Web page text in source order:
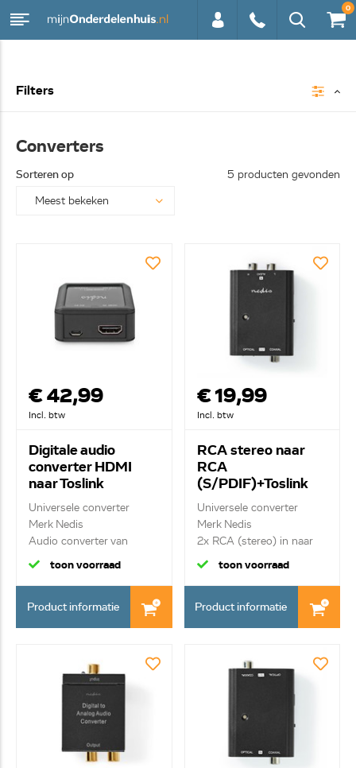
0
Filters
Converters
Sorteren op 5 producten gevonden
€ 42,99
Incl. btw
Digitale audio
converter HDMI
naar Toslink
ACON3425AT
Universele converter
Merk Nedis
Audio converter van
HDMI (...
toon voorraad
Product informatie
€ 19,99
Incl. btw
RCA stereo naar
RCA
(S/PDIF)+Toslink
ACON2508BK
Universele converter
Merk Nedis
2x RCA (stereo) in naar
Di...
toon voorraad
Product informatie